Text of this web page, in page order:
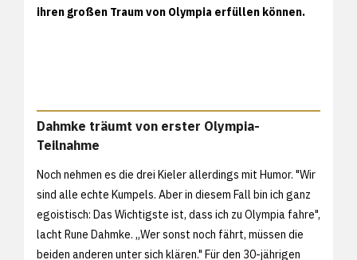
ihren großen Traum von Olympia erfüllen können.
Dahmke träumt von erster Olympia-
Teilnahme
Noch nehmen es die drei Kieler allerdings mit Humor. "Wir
sind alle echte Kumpels. Aber in diesem Fall bin ich ganz
egoistisch: Das Wichtigste ist, dass ich zu Olympia fahre",
lacht Rune Dahmke. „Wer sonst noch fährt, müssen die
beiden anderen unter sich klären." Für den 30-jährigen